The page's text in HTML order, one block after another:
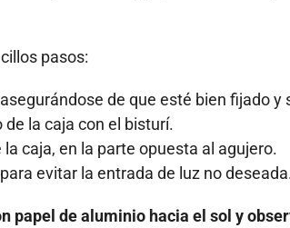
pasos:
de que esté bien fijado y
la caja con el bisturí.
caja, en la parte opuesta al agujero.
evitar la entrada de luz no
papel de aluminio hacia el sol y